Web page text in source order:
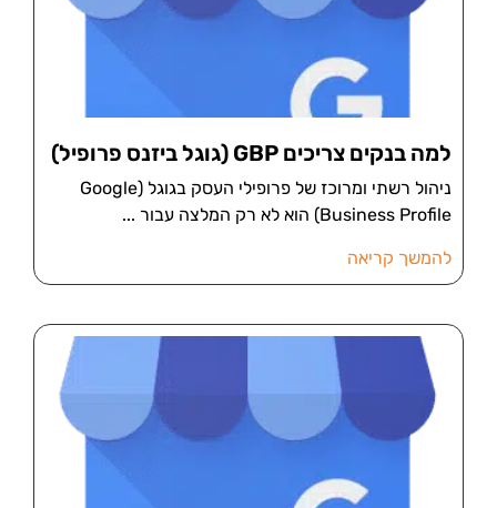
למה בנקים צריכים GBP (גוגל ביזנס פרופיל)
ניהול רשתי ומרוכז של פרופילי העסק בגוגל (Google
Business Profile) הוא לא רק המלצה עבור
להמשך קריאה